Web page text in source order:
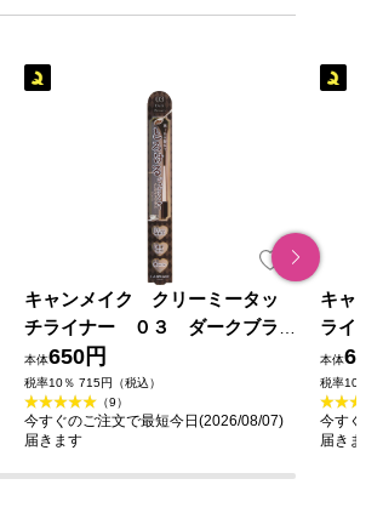
キャンメイク クリーミータッ
チライナー ０３ ダークブラ
ウン ＿ 井田ラボラトリーズ
本体650円
税率10％ 715円（税込）
（9）
今すぐのご注文で最短今日(2026/08/07)
届きます
キャン
ライナ
ズ
本体
税率10％
今すぐの
届きます